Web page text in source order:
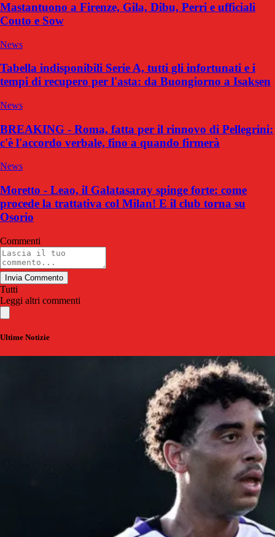
Mastantuono a Firenze, Gila, Dibu, Perri e ufficiali
Couto e Sow
News
Tabella indisponibili Serie A, tutti gli infortunati e i
tempi di recupero per l'asta: da Buongiorno a Isaksen
News
BREAKING - Roma, fatta per il rinnovo di Pellegrini:
c'è l'accordo verbale, fino a quando firmerà
News
Moretto - Leao, il Galatasaray spinge forte: come
procede la trattativa col Milan! E il club torna su
Osorio
Commenti
Invia Commento
Tutti
Leggi altri commenti
Ultime Notizie